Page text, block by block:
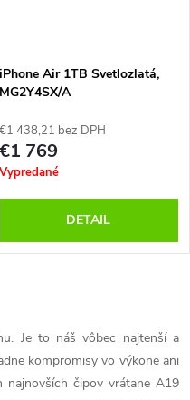
iPhone Air 1TB Svetlozlatá,
MG2Y4SX/A
€1 438,21 bez DPH
€1 769
Vypredané
DETAIL
Je to náš vôbec najtenší a
kompromisy vo výkone ani
najnovších čipov vrátane A19